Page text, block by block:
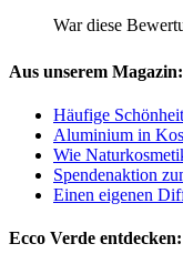
War diese
Aus unserem Magazin:
Häufige
Aluminium in
Wie
Spendenaktion
Einen eigenen
Ecco Verde entdecken: